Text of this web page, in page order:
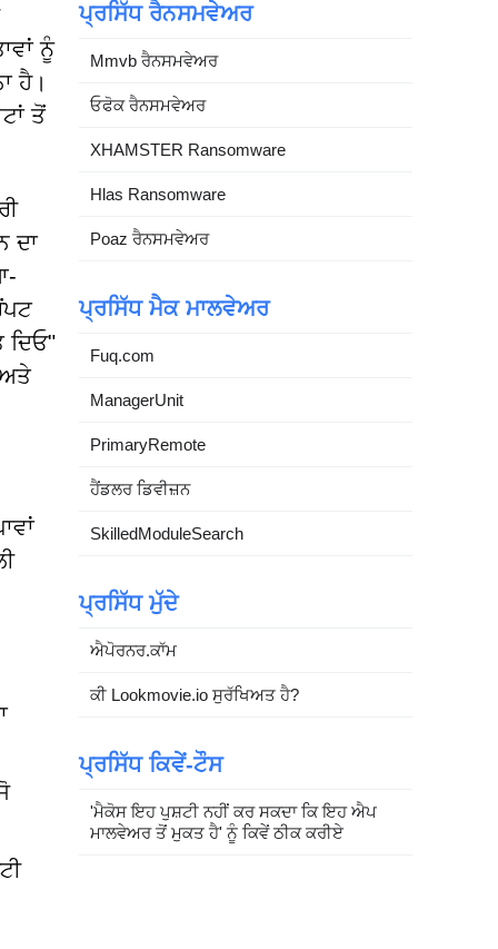
ਨੂੰ
ਹੈ।
ਤੋਂ
ਦਾ
ਦਿਓ"
ਪ੍ਰਸਿੱਧ ਰੈਨਸਮਵੇਅਰ
Mmvb ਰੈਨਸਮਵੇਅਰ
ਓਫੋਕ ਰੈਨਸਮਵੇਅਰ
XHAMSTER Ransomware
Hlas Ransomware
Poaz ਰੈਨਸਮਵੇਅਰ
ਪ੍ਰਸਿੱਧ ਮੈਕ ਮਾਲਵੇਅਰ
Fuq.com
ManagerUnit
PrimaryRemote
ਹੈਂਡਲਰ ਡਿਵੀਜ਼ਨ
SkilledModuleSearch
ਪ੍ਰਸਿੱਧ ਮੁੱਦੇ
ਐਪੋਰਨਰ.ਕਾੱਮ
ਕੀ Lookmovie.io ਸੁਰੱਖਿਅਤ ਹੈ?
ਪ੍ਰਸਿੱਧ ਕਿਵੇਂ-ਟੌਸ
'ਮੈਕੋਸ ਇਹ ਪੁਸ਼ਟੀ ਨਹੀਂ ਕਰ ਸਕਦਾ ਕਿ ਇਹ ਐਪ
ਮਾਲਵੇਅਰ ਤੋਂ ਮੁਕਤ ਹੈ' ਨੂੰ ਕਿਵੇਂ ਠੀਕ ਕਰੀਏ